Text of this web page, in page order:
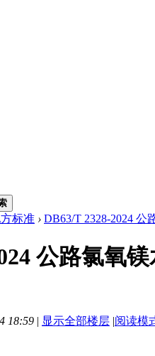
标准 › DB63/T 2328-2024
公路氯氧
18:59 | 显示全部楼层 |阅读模